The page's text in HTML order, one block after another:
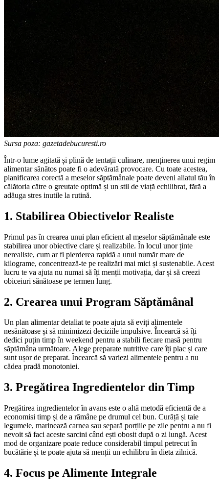
Sursa poza: gazetadebucuresti.ro
Într-o lume agitată și plină de tentații culinare, menținerea unui regim
alimentar sănătos poate fi o adevărată provocare. Cu toate acestea,
planificarea corectă a meselor săptămânale poate deveni aliatul tău în
călătoria către o greutate optimă și un stil de viață echilibrat, fără a
adăuga stres inutile la rutină.
1. Stabilirea Obiectivelor Realiste
Primul pas în crearea unui plan eficient al meselor săptămânale este
stabilirea unor obiective clare și realizabile. În locul unor ținte
nerealiste, cum ar fi pierderea rapidă a unui număr mare de
kilograme, concentrează-te pe realizări mai mici și sustenabile. Acest
lucru te va ajuta nu numai să îți menții motivația, dar și să creezi
obiceiuri sănătoase pe termen lung.
2. Crearea unui Program Săptămânal
Un plan alimentar detaliat te poate ajuta să eviți alimentele
nesănătoase și să minimizezi deciziile impulsive. Încearcă să îți
dedici puțin timp în weekend pentru a stabili fiecare masă pentru
săptămâna următoare. Alege preparate nutritive care îți plac și care
sunt ușor de preparat. Încearcă să variezi alimentele pentru a nu
cădea pradă monotoniei.
3. Pregătirea Ingredientelor din Timp
Pregătirea ingredientelor în avans este o altă metodă eficientă de a
economisi timp și de a rămâne pe drumul cel bun. Curăță și taie
legumele, marinează carnea sau separă porțiile pe zile pentru a nu fi
nevoit să faci aceste sarcini când ești obosit după o zi lungă. Acest
mod de organizare poate reduce considerabil timpul petrecut în
bucătărie și te poate ajuta să menții un echilibru în dieta zilnică.
4. Focus pe Alimente Integrale